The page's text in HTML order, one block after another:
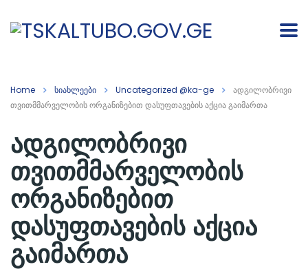
Home სიახლეები Uncategorized @ka-ge
ადგილობრივი
თვითმმარველობის ორგანიზებით დასუფთავების აქცია გაიმართა
ადგილობრივი
თვითმმარველობის
ორგანიზებით
დასუფთავების აქცია
გაიმართა